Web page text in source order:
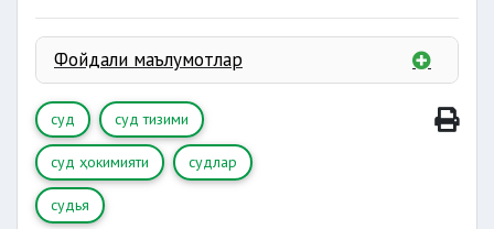
Фойдали маълумотлар
суд суд тизими
суд ҳокимияти судлар
судья